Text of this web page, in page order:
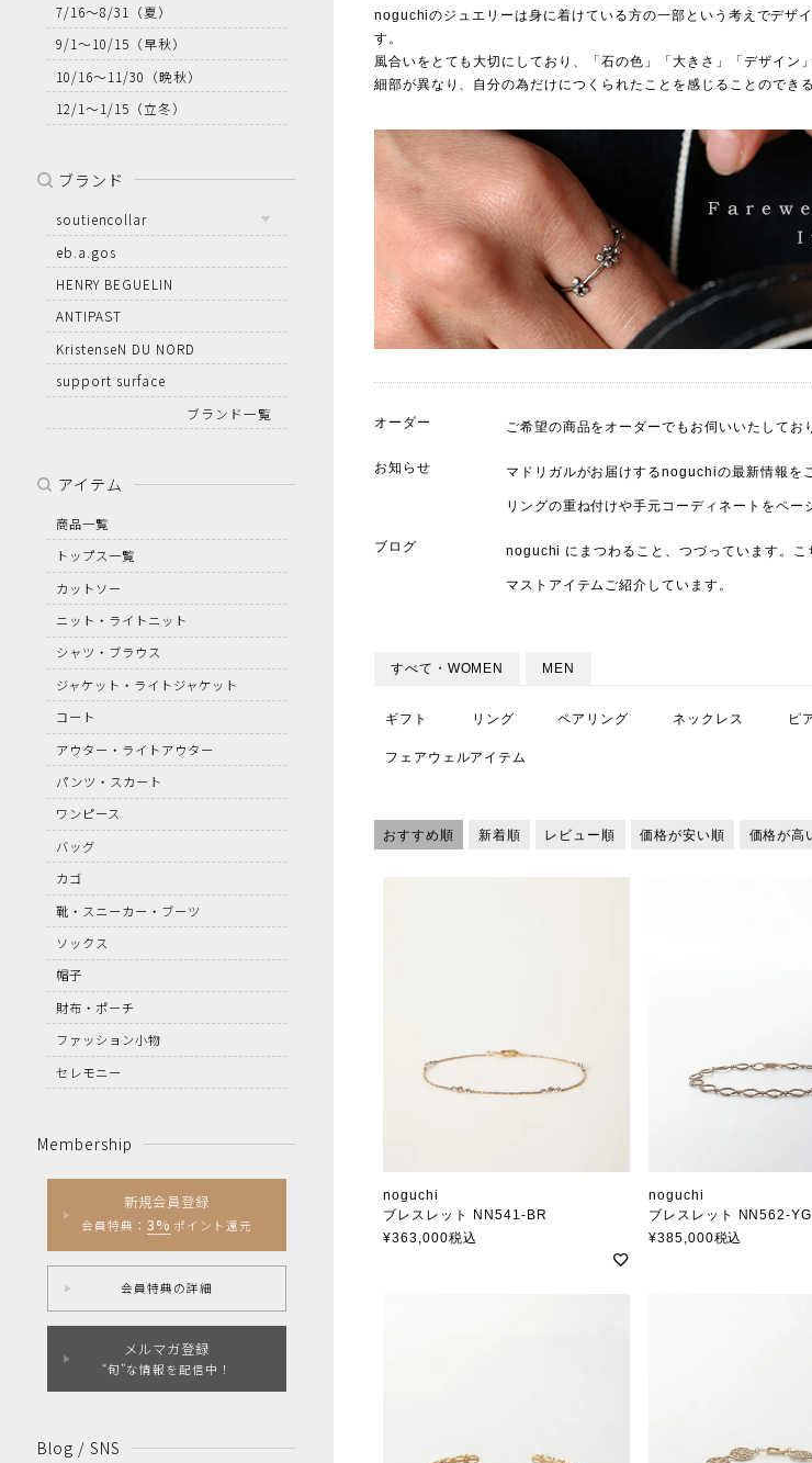
noguchiのジュエリーは身に着けている方の一部という考えでデザ
す。
風合いをとても大切にしており、「石の色」「大きさ」「デザイン
細部が異なり、自分の為だけにつくられたことを感じることのでき
オーダー ご希望の商品をオーダーでもお伺いいたしてお
お知らせ マドリガルがお届けするnoguchiの最新情報を
リングの重ね付けや手元コーディネートをペー
ブログ noguchi にまつわること、つづっています。 こ
マストアイテムご紹介しています。
すべて・WOMEN MEN
ギフト リング ペアリング ネックレス ピ
フェアウェルアイテム
おすすめ順 新着順 レビュー順 価格が安い順 価格が高
noguchi
ブレスレット NN541-BR
ノグチ
¥363,000税込
noguchi
ブレスレット NN562-YG
ノグチ
¥385,000税込
7/16～8/31
（夏）
9/1～10/15 （早秋）
10/16～11/30 （晩秋）
12/1～1/15 （立冬）
ブランド
soutiencollar
eb.a.gos
HENRY BEGUELIN
ANTIPAST
KristenseN DU NORD
support surface
ブランド一覧
アイテム
商品一覧
トップス一覧
カットソー
ニット・ライトニット
シャツ・ブラウス
ジャケット・ライトジャケット
コート
アウター・ライトアウター
パンツ・スカート
ワンピース
バッグ
カゴ
靴・スニーカー・ブーツ
ソックス
帽子
財布・ポーチ
ファッション小物
セレモニー
Membership
新規会員登録
会員特典： 3% ポイント還元
会員特典の詳細
メルマガ登録
“旬”な情報を配信中！
Blog / SNS